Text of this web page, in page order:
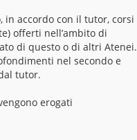
in accordo con il tutor, corsi
offerti nell’ambito di
di questo o di altri Atenei.
nel secondo e
tutor.
erogati